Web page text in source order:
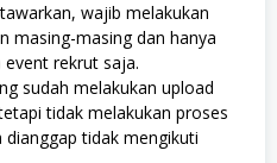
wajib melakukan
masing-masing dan hanya
rekrut saja.
sudah melakukan upload
tidak melakukan proses
tidak mengikuti